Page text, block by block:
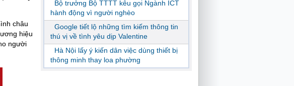
châu
hiệu
người
Bộ trưởng Bộ TTTT kêu gọi Ngành ICT
hành động vì người nghèo
Google tiết lộ những tìm kiếm thông tin
thú vị về tình yêu dịp Valentine
Hà Nội lấy ý kiến dân việc dùng thiết bị
thông minh thay loa phường